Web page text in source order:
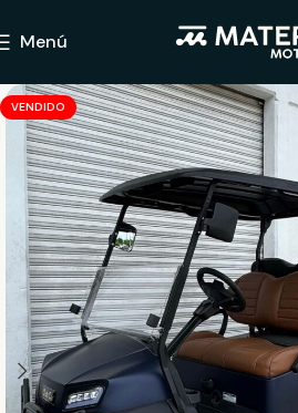
Menú
VENDIDO